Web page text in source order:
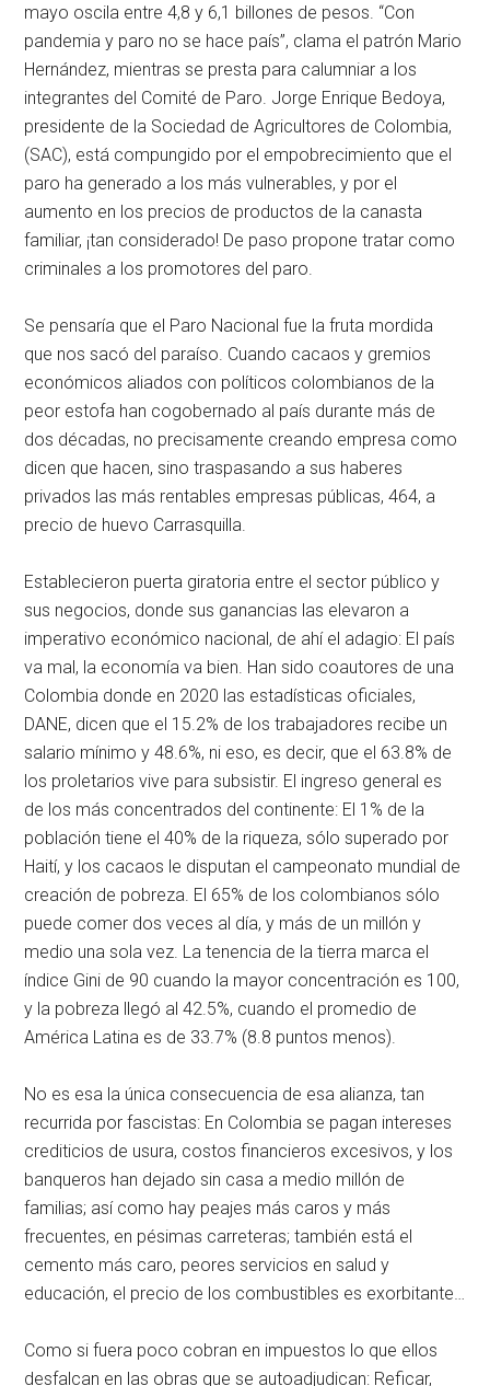
mayo oscila entre 4,8 y 6,1 billones de pesos. “Con
pandemia y paro no se hace país”, clama el patrón Mario
Hernández, mientras se presta para calumniar a los
integrantes del Comité de Paro. Jorge Enrique Bedoya,
presidente de la Sociedad de Agricultores de Colombia,
(SAC), está compungido por el empobrecimiento que el
paro ha generado a los más vulnerables, y por el
aumento en los precios de productos de la canasta
familiar, ¡tan considerado! De paso propone tratar como
criminales a los promotores del paro.
Se pensaría que el Paro Nacional fue la fruta mordida
que nos sacó del paraíso. Cuando cacaos y gremios
económicos aliados con políticos colombianos de la
peor estofa han cogobernado al país durante más de
dos décadas, no precisamente creando empresa como
dicen que hacen, sino traspasando a sus haberes
privados las más rentables empresas públicas, 464, a
precio de huevo Carrasquilla.
Establecieron puerta giratoria entre el sector público y
sus negocios, donde sus ganancias las elevaron a
imperativo económico nacional, de ahí el adagio: El país
va mal, la economía va bien. Han sido coautores de una
Colombia donde en 2020 las estadísticas oficiales,
DANE, dicen que el 15.2% de los trabajadores recibe un
salario mínimo y 48.6%, ni eso, es decir, que el 63.8% de
los proletarios vive para subsistir. El ingreso general es
de los más concentrados del continente: El 1% de la
población tiene el 40% de la riqueza, sólo superado por
Haití, y los cacaos le disputan el campeonato mundial de
creación de pobreza. El 65% de los colombianos sólo
puede comer dos veces al día, y más de un millón y
medio una sola vez. La tenencia de la tierra marca el
índice Gini de 90 cuando la mayor concentración es 100,
y la pobreza llegó al 42.5%, cuando el promedio de
América Latina es de 33.7% (8.8 puntos menos).
No es esa la única consecuencia de esa alianza, tan
recurrida por fascistas: En Colombia se pagan intereses
crediticios de usura, costos financieros excesivos, y los
banqueros han dejado sin casa a medio millón de
familias; así como hay peajes más caros y más
frecuentes, en pésimas carreteras; también está el
cemento más caro, peores servicios en salud y
educación, el precio de los combustibles es exorbitante…
Como si fuera poco cobran en impuestos lo que ellos
desfalcan en las obras que se autoadjudican: Reficar,